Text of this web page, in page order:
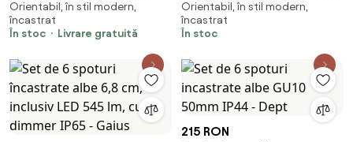
încastrate, bronz închis,
orientabile - Cisco
Orientabil, în stil modern,
încastrat
În stoc
Livrare gratuită
închis rabatabil - Cisco
Orientabil, în stil modern,
încastrat
În stoc
215 RON